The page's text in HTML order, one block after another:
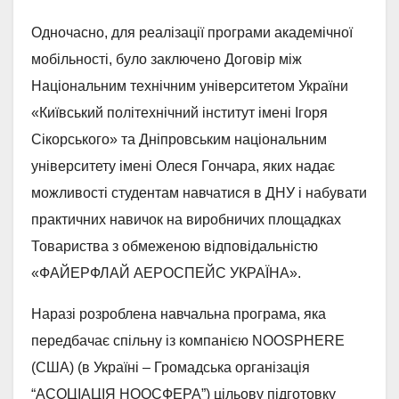
Одночасно, для реалізації програми академічної
мобільності, було заключено Договір між
Національним технічним університетом України
«Київський політехнічний інститут імені Ігоря
Сікорського» та Дніпровським національним
університету імені Олеся Гончара, яких надає
можливості студентам навчатися в ДНУ і набувати
практичних навичок на виробничих площадках
Товариства з обмеженою відповідальністю
«ФАЙЕРФЛАЙ АЕРОСПЕЙС УКРАЇНА».
Наразі розроблена навчальна програма, яка
передбачає спільну із компанією NOOSPHERE
(США) (в Україні – Громадська організація
“АСОЦІАЦІЯ НООСФЕРА”) цільову підготовку